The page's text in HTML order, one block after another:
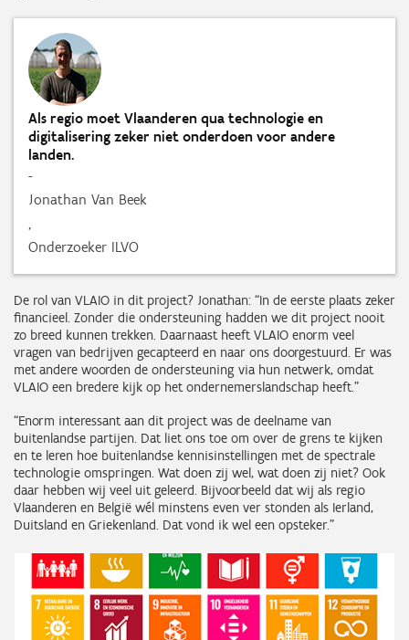
Als regio moet Vlaanderen qua technologie en
digitalisering zeker niet onderdoen voor andere
landen.
-
Jonathan Van Beek
Onderzoeker ILVO
De rol van VLAIO in dit project? Jonathan: “In de eerste plaats zeker
financieel. Zonder die ondersteuning hadden we dit project nooit
zo breed kunnen trekken. Daarnaast heeft VLAIO enorm veel
vragen van bedrijven gecapteerd en naar ons doorgestuurd. Er was
met andere woorden de ondersteuning via hun netwerk, omdat
VLAIO een bredere kijk op het ondernemerslandschap heeft.”
“Enorm interessant aan dit project was de deelname van
buitenlandse partijen. Dat liet ons toe om over de grens te kijken
en te leren hoe buitenlandse kennisinstellingen met de spectrale
technologie omspringen. Wat doen zij wel, wat doen zij niet? Ook
daar hebben wij veel uit geleerd. Bijvoorbeeld dat wij als regio
Vlaanderen en België wél minstens even ver stonden als Ierland,
Duitsland en Griekenland. Dat vond ik wel een opsteker.”